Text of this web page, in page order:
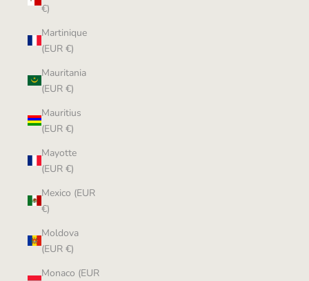
€)
Martinique
(EUR €)
Mauritania
(EUR €)
Mauritius
(EUR €)
Mayotte
(EUR €)
Mexico (EUR
€)
Moldova
(EUR €)
Monaco (EUR